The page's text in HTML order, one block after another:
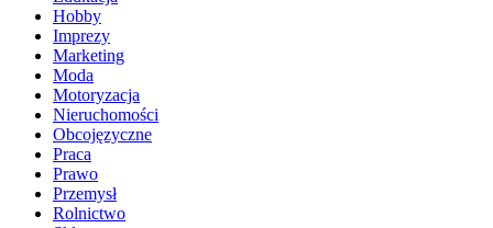
Hobby
Imprezy
Marketing
Moda
Motoryzacja
Nieruchomości
Obcojęzyczne
Praca
Prawo
Przemysł
Rolnictwo